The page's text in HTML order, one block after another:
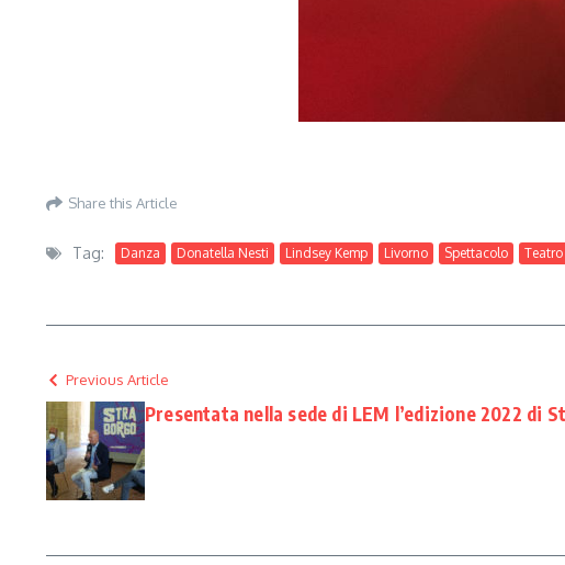
Share this Article
Tag: Danza Donatella Nesti Lindsey Kemp Livorno Spettacolo
Previous Article
Presentata nella sede di LEM l’edizione 2022 di